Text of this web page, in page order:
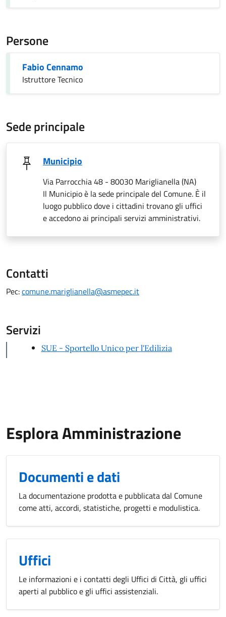
Persone
Fabio Cennamo
Istruttore Tecnico
Sede principale
Municipio
Via Parrocchia 48 - 80030 Mariglianella (NA)
Il Municipio è la sede principale del Comune. È il
luogo pubblico dove i cittadini trovano gli uffici
e accedono ai principali servizi amministrativi.
Contatti
Pec:comune.mariglianella@asmepec.it
Servizi
SUE - Sportello Unico per l'Edilizia
Esplora Amministrazione
Documenti e dati
La documentazione prodotta e pubblicata dal Comune
come atti, accordi, statistiche, progetti e modulistica.
Uffici
Le informazioni e i contatti degli Uffici di Città, gli uffici
aperti al pubblico e gli uffici assistenziali.